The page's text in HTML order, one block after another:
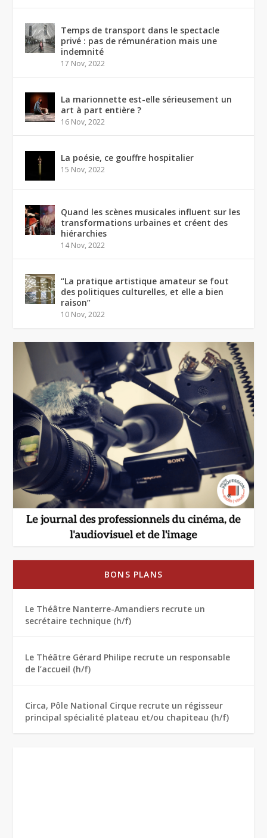
Temps de transport dans le spectacle
privé : pas de rémunération mais une
indemnité
17 Nov, 2022
La marionnette est-elle sérieusement un
art à part entière ?
16 Nov, 2022
La poésie, ce gouffre hospitalier
15 Nov, 2022
Quand les scènes musicales influent sur les
transformations urbaines et créent des
hiérarchies
14 Nov, 2022
“La pratique artistique amateur se fout
des politiques culturelles, et elle a bien
raison”
10 Nov, 2022
BONS PLANS
Le Théâtre Nanterre-Amandiers recrute un
secrétaire technique (h/f)
Le Théâtre Gérard Philipe recrute un responsable
de l’accueil (h/f)
Circa, Pôle National Cirque recrute un régisseur
principal spécialité plateau et/ou chapiteau (h/f)